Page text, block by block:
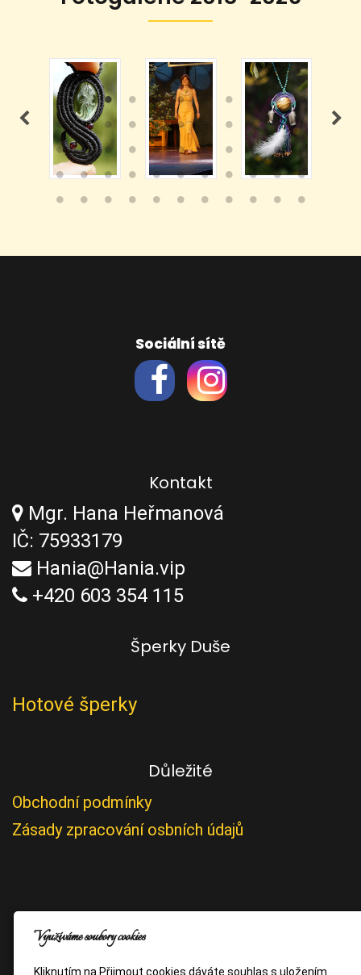
Sociální sítě
Kontakt
Mgr. Hana Heřmanová
IČ: 75933179
Hania@Hania.vip
+420 603 354 115
Šperky Duše
Hotové šperky
Důležité
Obchodní podmínky
Zásady zpracování osbních údajů
Využíváme soubory cookies
Kliknutím na Přijmout cookies dáváte souhlas s uložením